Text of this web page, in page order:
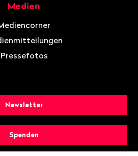
Medien
Pressefotos
Newsletter
Spenden